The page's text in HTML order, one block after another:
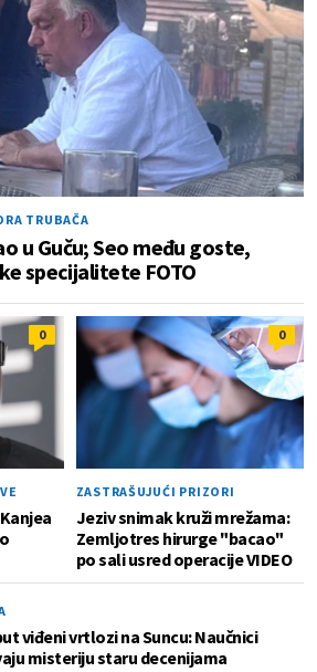
TRUBAČA
u Guču; Seo među goste,
specijalitete FOTO
0 0
ZASTRAŠUJUĆI PRIZORI
Jeziv snimak kruži mrežama:
Zemljotres hirurge "bacao"
po sali usred operacije VIDEO
viđeni vrtlozi na Suncu: Naučnici
misteriju staru decenijama